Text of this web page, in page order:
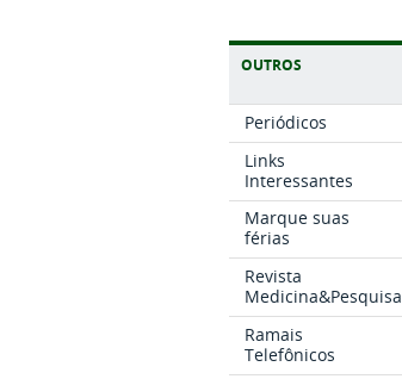
OUTROS
Periódicos
Links
Interessantes
Marque suas
férias
Revista
Medicina&Pesquisa
Ramais
Telefônicos